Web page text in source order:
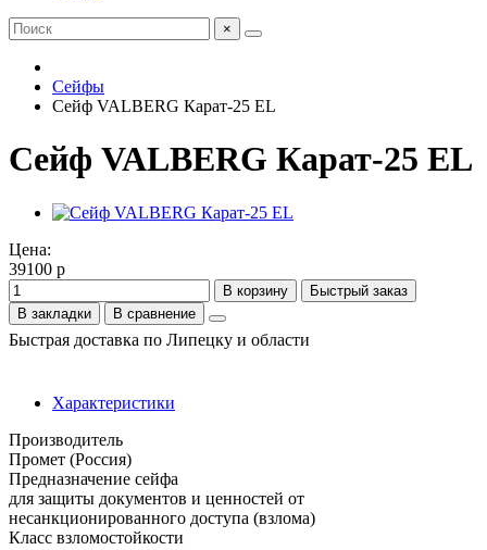
×
Сейфы
Сейф VALBERG Карат-25 EL
Сейф VALBERG Карат-25 EL
Цена:
39100 р
В корзину
Быстрый заказ
В закладки
В сравнение
Быстрая доставка по Липецку и области
Характеристики
Производитель
Промет (Россия)
Предназначение сейфа
для защиты документов и ценностей от
несанкционированного доступа (взлома)
Класс взломостойкости